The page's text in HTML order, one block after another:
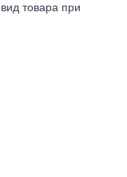
товара при